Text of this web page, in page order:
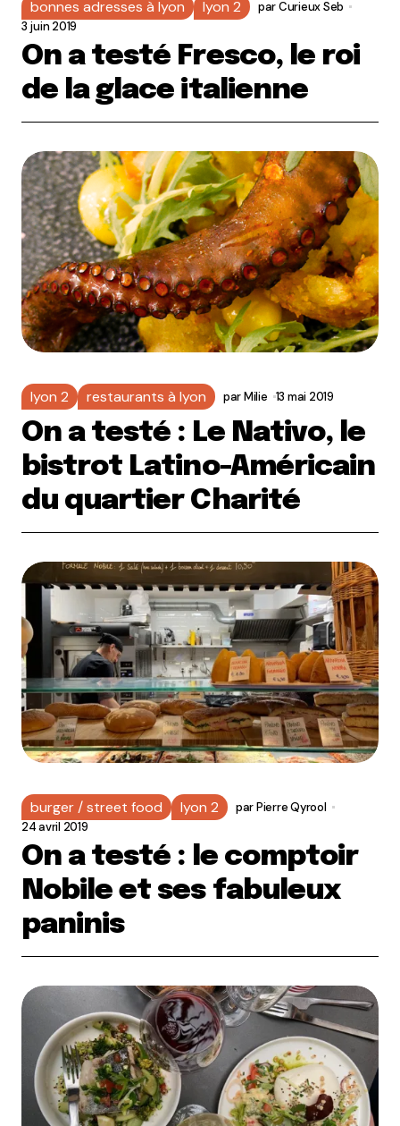
bonnes adresses à lyon lyon 2 parCurieux Seb
3 juin 2019
On a testé Fresco, le roi
de la glace italienne
lyon 2 restaurants à lyon parMilie 13 mai 2019
On a testé : Le Nativo, le
bistrot Latino-Américain
du quartier Charité
burger / street food lyon 2 parPierre Qyrool
24 avril 2019
On a testé : le comptoir
Nobile et ses fabuleux
paninis